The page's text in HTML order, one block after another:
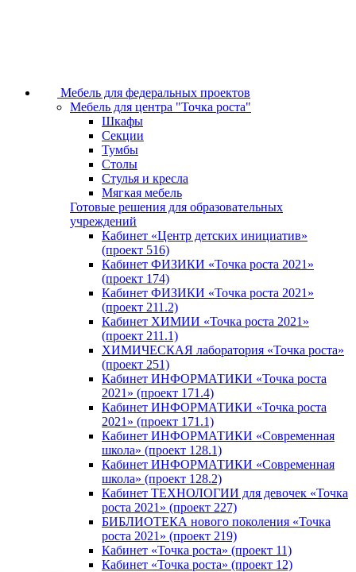
Мебель для федеральных проектов
Мебель для центра "Точка роста"
Шкафы
Секции
Тумбы
Столы
Стулья и кресла
Мягкая мебель
Готовые решения для образовательных
учреждений
Кабинет «Центр детских инициатив»
(проект 516)
Кабинет ФИЗИКИ «Точка роста 2021»
(проект 174)
Кабинет ФИЗИКИ «Точка роста 2021»
(проект 211.2)
Кабинет ХИМИИ «Точка роста 2021»
(проект 211.1)
ХИМИЧЕСКАЯ лаборатория «Точка роста»
(проект 251)
Кабинет ИНФОРМАТИКИ «Точка роста
2021» (проект 171.4)
Кабинет ИНФОРМАТИКИ «Точка роста
2021» (проект 171.1)
Кабинет ИНФОРМАТИКИ «Современная
школа» (проект 128.1)
Кабинет ИНФОРМАТИКИ «Современная
школа» (проект 128.2)
Кабинет ТЕХНОЛОГИИ для девочек «Точка
роста 2021» (проект 227)
БИБЛИОТЕКА нового поколения «Точка
роста 2021» (проект 219)
Кабинет «Точка роста» (проект 11)
Кабинет «Точка роста» (проект 12)